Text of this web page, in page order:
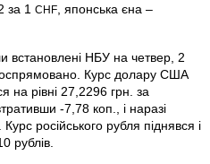
за 1 CHF , японська єна –
встановлені НБУ на четвер, 2
Курс долару США
на рівні 27,2296 грн. за
-7,78 коп., і наразі
російського рубля піднявся і
рублів.